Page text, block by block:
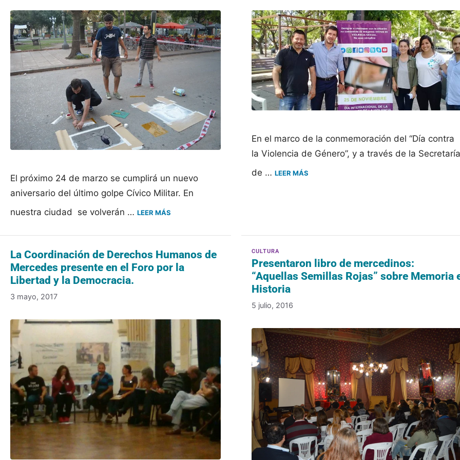
El próximo 24 de marzo se cumplirá un nuevo
aniversario del último golpe Cívico Militar. En
nuestra ciudad se volverán … LEER MÁS
En el marco de la conmemoración del “Día contra
la Violencia de Género”, y a través de la
de …LEER MÁS
La Coordinación de Derechos Humanos de
Mercedes presente en el Foro por la
Libertad y la Democracia.
3 mayo, 2017
Presentaron libro de mercedinos:
“Aquellas Semillas Rojas” sobre Memoria
Historia
5 julio, 2016